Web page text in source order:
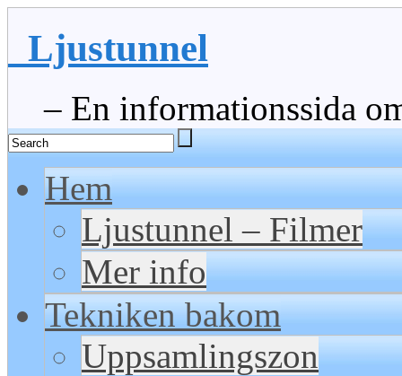
Ljustunnel
– En informationssida
Hem
Ljustunnel – Filmer
Mer info
Tekniken bakom
Uppsamlingszon